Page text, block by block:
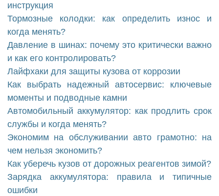
инструкция
Тормозные колодки: как определить износ и
когда менять?
Давление в шинах: почему это критически важно
и как его контролировать?
Лайфхаки для защиты кузова от коррозии
Как выбрать надежный автосервис: ключевые
моменты и подводные камни
Автомобильный аккумулятор: как продлить срок
службы и когда менять?
Экономим на обслуживании авто грамотно: на
чем нельзя экономить?
Как уберечь кузов от дорожных реагентов зимой?
Зарядка аккумулятора: правила и типичные
ошибки